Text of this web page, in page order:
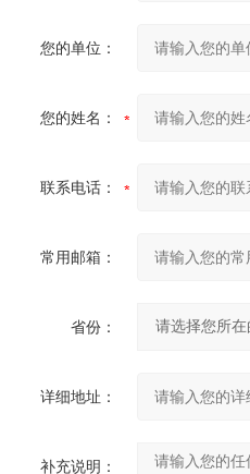
您的单位：
您的姓名：
联系电话：
常用邮箱：
省份：
详细地址：
补充说明：